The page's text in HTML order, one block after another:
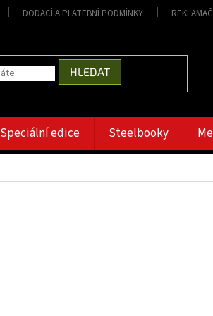
DODACÍ A PLATEBNÍ PODMÍNKY
HLEDAT
Speciální edice Steelbooky